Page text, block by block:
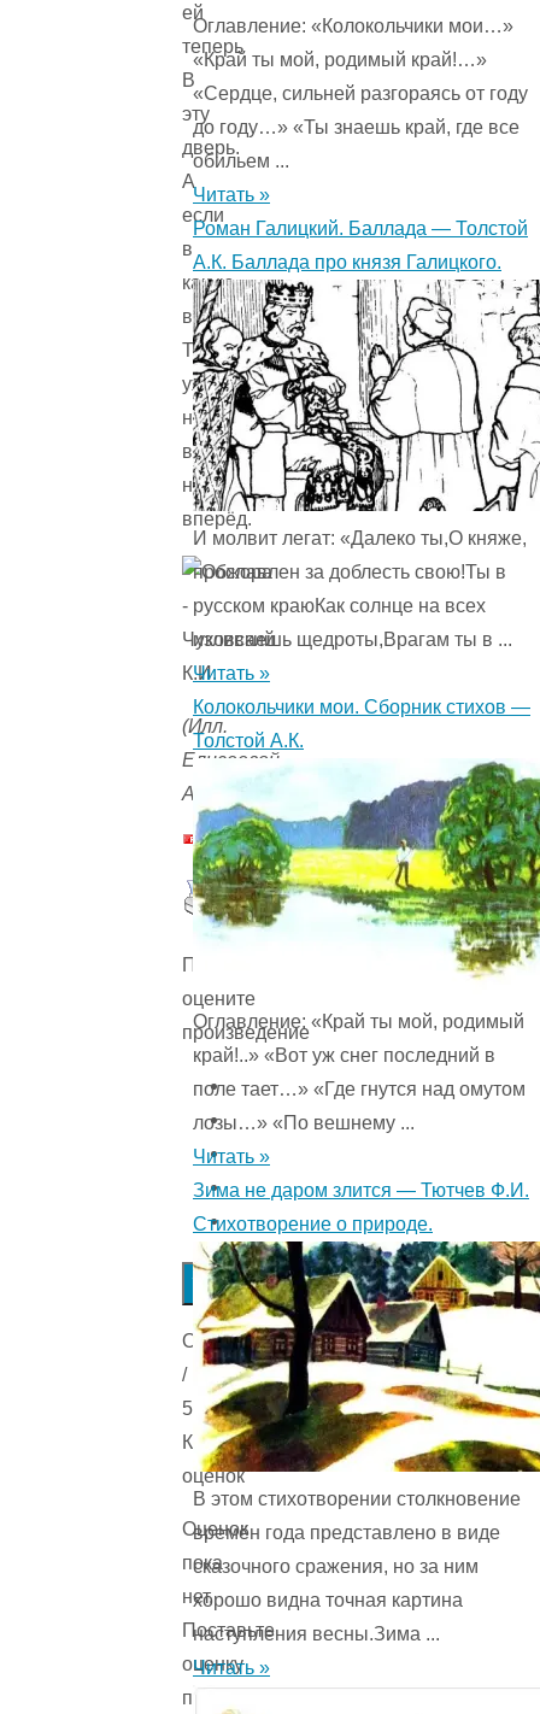
ей
теперь
В
эту
дверь.
А
если
в
какую
войдёт,
Так
уж
ни
взад,
ни
вперёд.
(Илл.
Елисеевой
А.)
Пожалуйста,
оцените
произведение
Submit
Rating
Оценка
/
5.
Количестов
оценок
Оценок
пока
нет.
Поставьте
оценку
первым.
Оглавление: «Колокольчики мои…»
«Край ты мой, родимый край!…»
«Сердце, сильней разгораясь от году
до году…» «Ты знаешь край, где все
обильем ...
Читать »
Роман Галицкий. Баллада — Толстой
А.К. Баллада про князя Галицкого.
И молвит легат: «Далеко ты,О княже,
прославлен за доблесть свою!Ты в
русском краюКак солнце на всех
изливаешь щедроты,Врагам ты в ...
Читать »
Колокольчики мои. Сборник стихов —
Толстой А.К.
Оглавление: «Край ты мой, родимый
край!..» «Вот уж снег последний в
поле тает…» «Где гнутся над омутом
лозы…» «По вешнему ...
Читать »
Зима не даром злится — Тютчев Ф.И.
Стихотворение о природе.
В этом стихотворении столкновение
времён года представ­лено в виде
сказочного сражения, но за ним
хорошо видна точная картина
наступления весны.Зима ...
Читать »